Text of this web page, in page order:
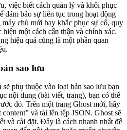
việc biết cách quản lý và khôi phục
đảm bảo sự liên tục trong hoạt động
chủ mới hay khắc phục sự cố, quy
một cách cẩn thận và chính xác.
hiệu quả cũng là một phần quan
sao lưu
phụ thuộc vào loại bản sao lưu bạn
nội dung (bài viết, trang), bạn có thể
đó. Trên một trang Ghost mới, hãy
và tải lên tệp JSON. Ghost sẽ
và cài đặt. Đây là cách nhanh nhất để